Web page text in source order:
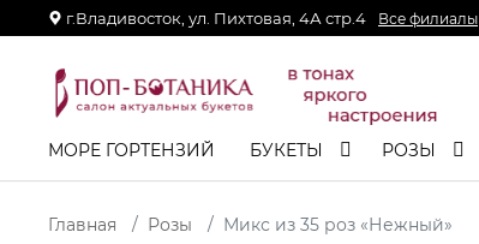
г.Владивосток, ул. Пихтовая, 4А стр.4 Все филиалы
МОРЕ ГОРТЕНЗИЙ БУКЕТЫ РОЗЫ
Главная Розы Микс из 35 роз «Нежный»